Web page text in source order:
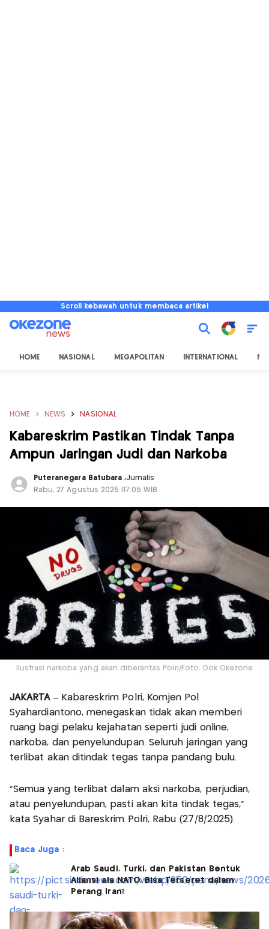
Scroll kebawah untuk membaca artikel
HOME NASIONAL MEGAPOLITAN INTERNATIONAL
HOME NEWS NASIONAL
Kabareskrim Pastikan Tindak Tanpa
Ampun Jaringan Judi dan Narkoba
Puteranegara Batubara,Jurnalis
Rabu, 27 Agustus 2025 |17:05 WIB
Ilustrasi narkoba yang akan diberantas Polri/Foto: Dok Okezone
JAKARTA– Kabareskrim Polri, Komjen Pol
Syahardiantono, menegaskan tidak akan memberi
ruang bagi pelaku kejahatan seperti judi online,
narkoba, dan penyelundupan. Seluruh jaringan yang
terlibat akan ditindak tegas tanpa pandang bulu.
“Semua yang terlibat dalam aksi narkoba, perjudian,
atau penyelundupan, pasti akan kita tindak tegas,”
kata Syahar di Bareskrim Polri, Rabu (27/8/2025).
Baca Juga :
Arab Saudi, Turki, dan Pakistan Bentuk
Aliansi ala NATO, Bisa Terseret dalam
Perang Iran?